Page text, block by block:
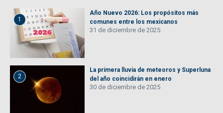
1
Año Nuevo 2026: Los propósitos más
comunes entre los mexicanos
31 de diciembre de 2025
2
La primera lluvia de meteoros y Superluna
del año coincidirán en enero
30 de diciembre de 2025